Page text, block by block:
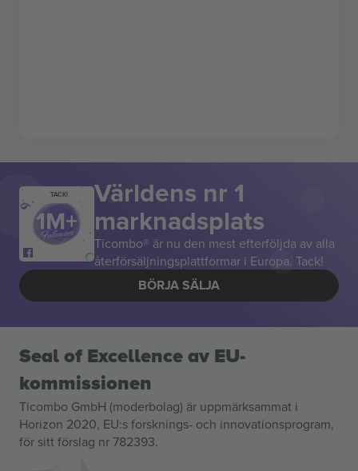
TACK! Världens nr 1
marknadsplats
Ticombo® är nu den mest efterföljda av alla
återförsäljningsplattformar i Europa. Tack!
BÖRJA SÄLJA
Seal of Excellence av EU-
kommissionen
Ticombo GmbH (moderbolag) är uppmärksammat i
Horizon 2020, EU:s forsknings- och innovationsprogram,
för sitt förslag nr 782393.